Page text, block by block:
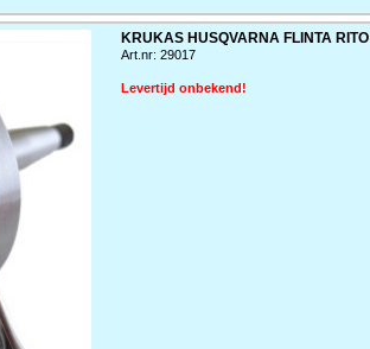
KRUKAS HUSQVARNA FLINTA RITO
Art.nr: 29017
Levertijd onbekend!